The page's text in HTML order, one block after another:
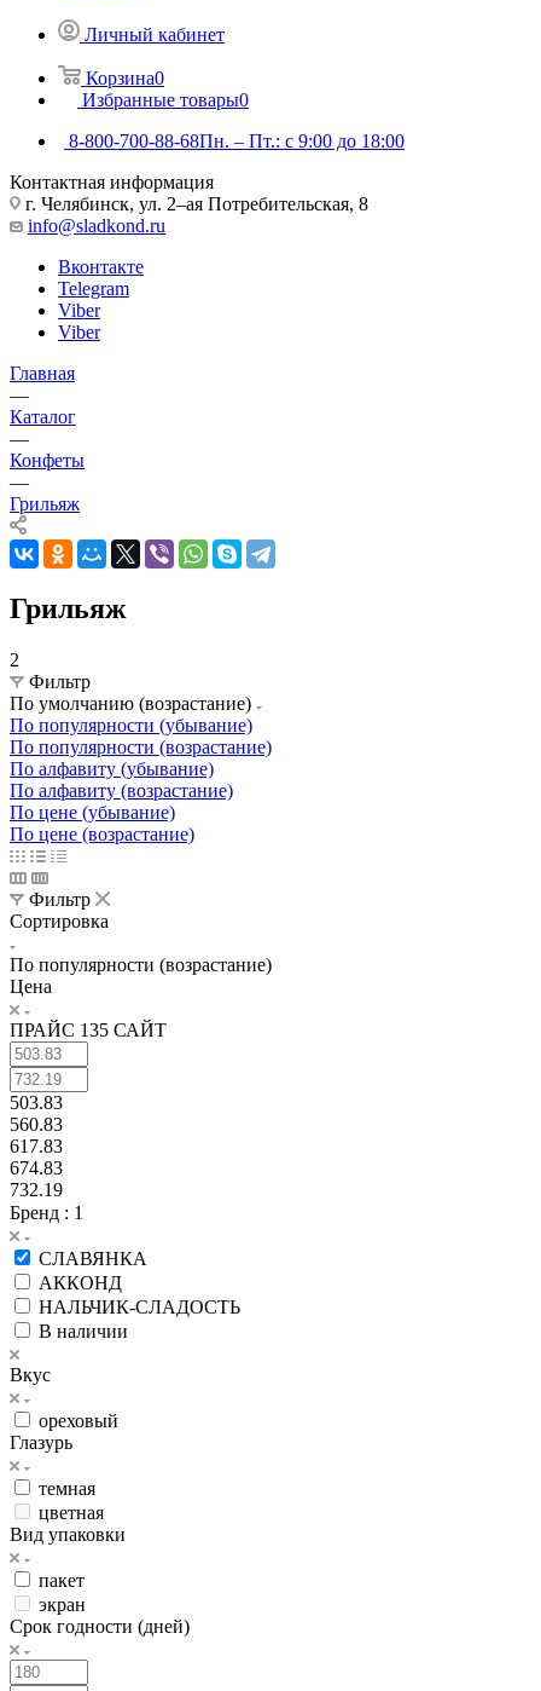
Личный кабинет
Корзина0
Избранные товары0
8-800-700-88-68Пн. – Пт.: с 9:00 до 18:00
Контактная информация
г. Челябинск, ул. 2–ая Потребительская, 8
info@sladkond.ru
Вконтакте
Telegram
Viber
Viber
Главная
—
Каталог
—
Конфеты
—
Грильяж
Грильяж
2
Фильтр
По умолчанию (возрастание)
По популярности (убывание)
По популярности (возрастание)
По алфавиту (убывание)
По алфавиту (возрастание)
По цене (убывание)
По цене (возрастание)
Фильтр
Сортировка
По популярности (возрастание)
Цена
ПРАЙС 135 САЙТ
503.83
560.83
617.83
674.83
732.19
Бренд : 1
СЛАВЯНКА
АККОНД
НАЛЬЧИК-СЛАДОСТЬ
В наличии
Вкус
ореховый
Глазурь
темная
цветная
Вид упаковки
пакет
экран
Срок годности (дней)